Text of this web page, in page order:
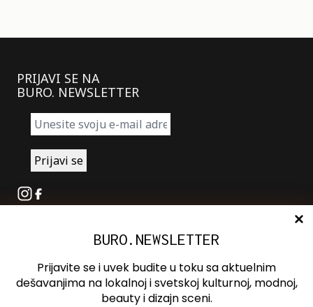
PRIJAVI SE NA
BURO. NEWSLETTER
Instagram
Facebook
Oglašavanje
Kontakt
BURO.NEWSLETTER
Prijavite se i uvek budite u toku sa aktuelnim
dešavanjima na lokalnoj i svetskoj kulturnoj, modnoj,
beauty i dizajn sceni.